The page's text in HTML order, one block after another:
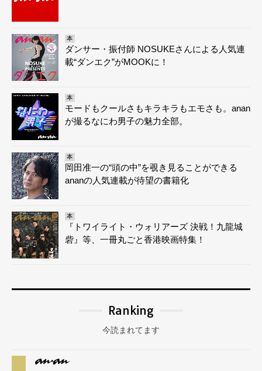
本
ダンサー・振付師 NOSUKEさんによる人気連
載“ダンエク”がMOOKに！
本
モードもクールさもキラキラもエモさも。anan
が撮るなにわ男子の魅力全部。
本
岡田准一の“頭の中”を覗き見ることができる
ananの人気連載が待望の書籍化
本
『トワイライト・ウォリアーズ 決戦！九龍城
砦』等、一冊丸ごと香港映画特集！
Ranking
今読まれてます